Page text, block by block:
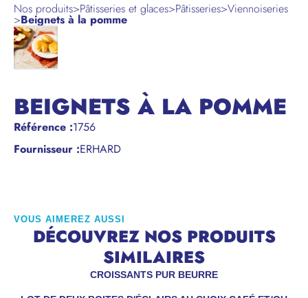
Nos produits>Pâtisseries et glaces>Pâtisseries>Viennoiseries
>Beignets à la pomme
BEIGNETS À LA POMME
Référence :1756
Fournisseur :ERHARD
VOUS AIMEREZ AUSSI
DÉCOUVREZ NOS PRODUITS
SIMILAIRES
CROISSANTS PUR BEURRE